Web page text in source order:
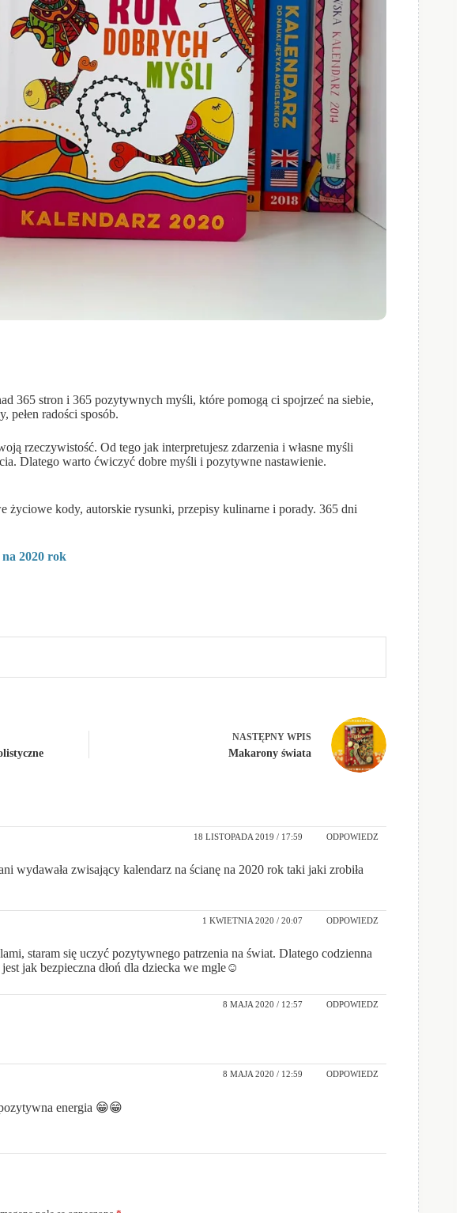
365 stron i 365 pozytywnych myśli, które pomogą ci spojrzeć na siebie,
radości sposób.
Od tego jak interpretujesz zdarzenia i własne myśli
Dlatego warto ćwiczyć dobre myśli i pozytywne nastawienie.
życiowe kody, autorskie rysunki, przepisy kulinarne i porady. 365 dni
2020 rok
NASTĘPNY WPIS
Makarony świata
18 LISTOPADA 2019 / 17:59 ODPOWIEDZ
wydawała zwisający kalendarz na ścianę na 2020 rok taki jaki zrobiła
1 KWIETNIA 2020 / 20:07 ODPOWIEDZ
staram się uczyć pozytywnego patrzenia na świat. Dlatego codzienna
jak bezpieczna dłoń dla dziecka we mgle☺
8 MAJA 2020 / 12:57 ODPOWIEDZ
8 MAJA 2020 / 12:59 ODPOWIEDZ
energia 😁😁